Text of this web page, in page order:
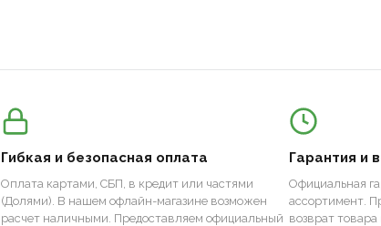
Гибкая и безопасная оплата
Оплата картами, СБП, в кредит или частями
(Долями). В нашем офлайн-магазине возможен
расчет наличными. Предоставляем официальный
Гарантия и
Официальная
ассортимент.
возврат товара